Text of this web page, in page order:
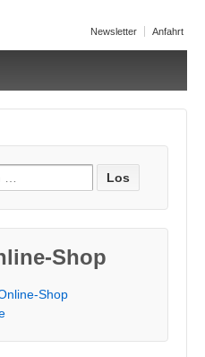
Newsletter Anfahrt
Shop